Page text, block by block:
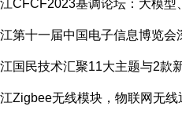
CFCF2023基调论坛：大模型
第十一届中国电子信息博览会
国民技术汇聚11大主题与2款
Zigbee无线模块，物联网无